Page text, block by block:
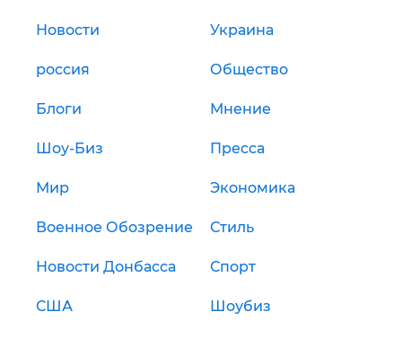
Новости Украина
россия Общество
Блоги Мнение
Шоу-Биз Пресса
Мир Экономика
Военное Обозрение Стиль
Новости Донбасса Спорт
США Шоубиз